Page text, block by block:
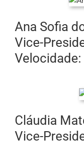
Ana Sofia
Vice-
Velocidade:
Cláudia
Vice-